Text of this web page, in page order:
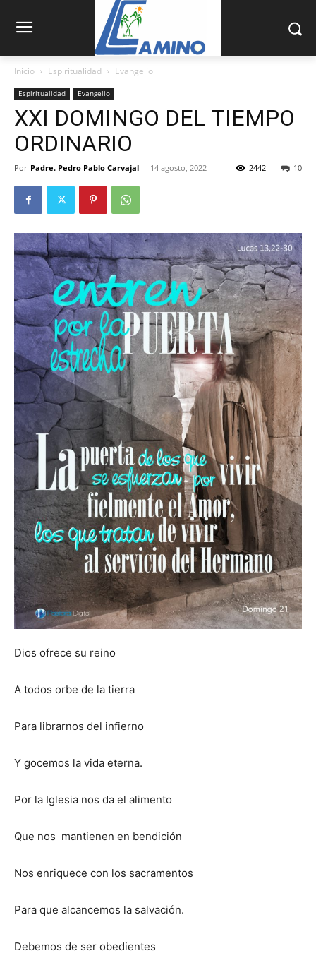
Inicio Espiritualidad Evangelio
Espiritualidad Evangelio
XXI DOMINGO DEL TIEMPO
ORDINARIO
Por Padre. Pedro Pablo Carvajal - 14 agosto, 2022 10
2442
Dios ofrece su reino
A todos orbe de la tierra
Para librarnos del infierno
Y gocemos la vida eterna.
Por la Iglesia nos da el alimento
Que nos mantienen en bendición
Nos enriquece con los sacramentos
Para que alcancemos la salvación.
Debemos de ser obedientes